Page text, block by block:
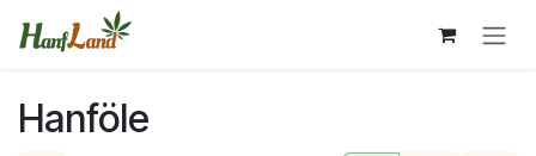
Zum Inhalt springen
Hanföle